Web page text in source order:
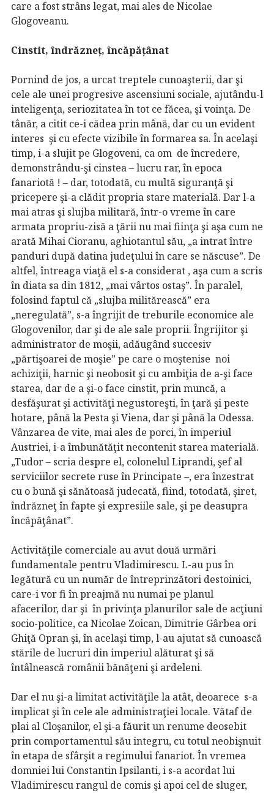
care a fost strâns legat, mai ales de Nicolae
Glogoveanu.
Cinstit, îndrăzneț, încăpățânat
Pornind de jos, a urcat treptele cunoaşterii, dar şi
cele ale unei progresive ascensiuni sociale, ajutându-l
inteligenţa, seriozitatea în tot ce făcea, şi voinţa. De
tânăr, a citit ce-i cădea prin mână, dar cu un evident
interes şi cu efecte vizibile în formarea sa. În acelaşi
timp, i-a slujit pe Glogoveni, ca om de încredere,
demonstrându-şi cinstea – lucru rar, în epoca
fanariotă ! – dar, totodată, cu multă siguranţă şi
pricepere şi-a clădit propria stare materială. Dar l-a
mai atras şi slujba militară, într-o vreme în care
armata propriu-zisă a ţării nu mai fiinţa şi aşa cum ne
arată Mihai Cioranu, aghiotantul său, „a intrat între
panduri după datina judeţului în care se născuse”. De
altfel, întreaga viaţă el s-a considerat , aşa cum a scris
în diata sa din 1812, „mai vârtos ostaş”. În paralel,
folosind faptul că „slujba militărească” era
„neregulată”, s-a îngrijit de treburile economice ale
Glogovenilor, dar şi de ale sale proprii. Îngrijitor şi
administrator de moşii, adăugând succesiv
„părtişoarei de moşie” pe care o moştenise noi
achiziţii, harnic şi neobosit şi cu ambiţia de a-şi face
starea, dar de a şi-o face cinstit, prin muncă, a
desfăşurat şi activităţi negustoreşti, în ţară şi peste
hotare, până la Pesta şi Viena, dar şi până la Odessa.
Vânzarea de vite, mai ales de porci, în imperiul
Austriei, i-a îmbunătăţit necontenit starea materială.
„Tudor – scria despre el, colonelul Liprandi, şef al
serviciilor secrete ruse în Principate –, era înzestrat
cu o bună şi sănătoasă judecată, fiind, totodată, şiret,
îndrăzneţ în fapte şi expresiile sale, şi pe deasupra
încăpăţânat”.
Activităţile comerciale au avut două urmări
fundamentale pentru Vladimirescu. L-au pus în
legătură cu un număr de întreprinzători destoinici,
care-i vor fi în preajmă nu numai pe planul
afacerilor, dar şi în privinţa planurilor sale de acţiuni
socio-politice, ca Nicolae Zoican, Dimitrie Gârbea ori
Ghiţă Opran şi, în acelaşi timp, l-au ajutat să cunoască
stările de lucruri din imperiul alăturat şi să
întâlnească românii bănăţeni şi ardeleni.
Dar el nu şi-a limitat activităţile la atât, deoarece s-a
implicat şi în cele ale administraţiei locale. Vătaf de
plai al Cloşanilor, el şi-a făurit un renume deosebit
prin comportamentul său integru, cu totul neobişnuit
în etapa de sfârşit a regimului fanariot. În vremea
domniei lui Constantin Ipsilanti, i s-a acordat lui
Vladimirescu rangul de comis şi apoi cel de sluger,